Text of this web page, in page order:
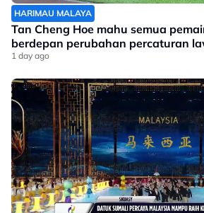
HARIMAU MALAYA
Tan Cheng Hoe mahu semua
berdepan perubahan percaturan
1 day ago